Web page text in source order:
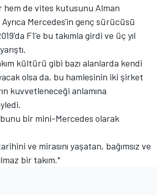
de vites kutusunu Alman
Mercedes'in genç sürücüsü
F1'e bu takımla girdi ve üç yıl
kültürü gibi bazı alanlarda kendi
olsa da, bu hamlesinin iki şirket
kuvvetleneceği anlamına
bir mini-Mercedes olarak
ve mirasını yaşatan, bağımsız ve
bir takım."